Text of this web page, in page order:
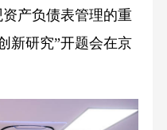
产负债表管理的重
新研究”开题会在京